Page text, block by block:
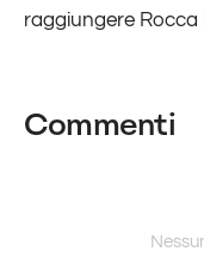
raggiungere Rocca
Commenti